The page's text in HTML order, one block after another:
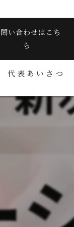
い合わせはこち
ら
代表あいさつ